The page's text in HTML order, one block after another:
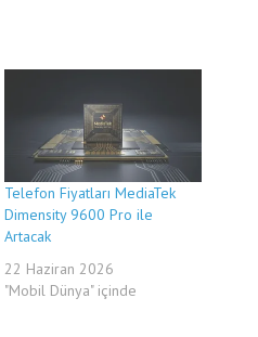
Telefon Fiyatları MediaTek
Dimensity 9600 Pro ile
Artacak
22 Haziran 2026
"Mobil Dünya" içinde